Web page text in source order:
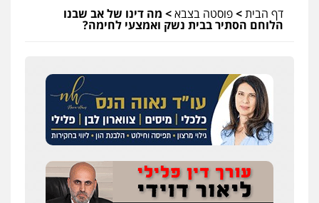
דף הבית>פוסטה בצבא> מה דינו של אב שבנו
הלוחם הסתיר בבית נשק ואמצעי לחימה?